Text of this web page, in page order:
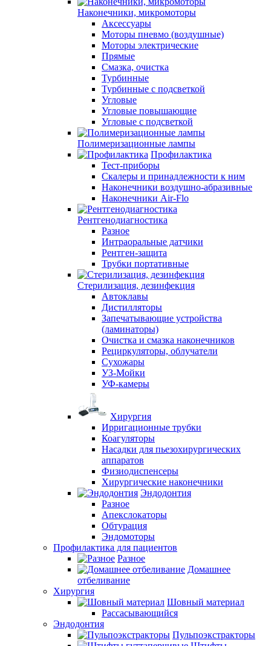
Наконечники, микромоторы
Аксессуары
Моторы пневмо (воздушные)
Моторы электрические
Прямые
Смазка, очистка
Турбинные
Турбинные с подсветкой
Угловые
Угловые повышающие
Угловые с подсветкой
Полимеризационные лампы
Профилактика
Тест-приборы
Скалеры и принадлежности к ним
Наконечники воздушно-абразивные
Наконечники Air-Flo
Рентгенодиагностика
Разное
Интраоральные датчики
Рентген-защита
Трубки портативные
Стерилизация, дезинфекция
Автоклавы
Дистилляторы
Запечатывающие устройства
(ламинаторы)
Очистка и смазка наконечников
Рециркуляторы, облучатели
Сухожары
УЗ-Мойки
УФ-камеры
Хирургия
Ирригационные трубки
Коагуляторы
Насадки для пьезохирургических
аппаратов
Физиодиспенсеры
Хирургические наконечники
Эндодонтия
Разное
Апекслокаторы
Обтурация
Эндомоторы
Профилактика для пациентов
Разное
Домашнее
отбеливание
Хирургия
Шовный материал
Рассасывающийся
Эндодонтия
Пульпоэкстракторы